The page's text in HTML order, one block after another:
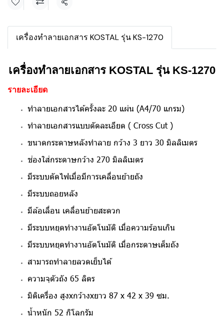
แชร์
เครื่องทำลายเอกสาร KOSTAL รุ่น KS-1270
เครื่องทำลายเอกสาร KOSTAL รุ่น KS-1270
รายละเอียด
ทำลายเอกสารได้ครั้งละ 20 แผ่น (A4/70 แกรม)
ทำลายเอกสารแบบตัดละเอียด ( Cross Cut )
ขนาดกระดาษหลังทำลาย กว้าง 3 ยาว 30 มิลลิเมตร
ช่องใส่กระดาษกว้าง 270 มิลลิเมตร
มีระบบตัดไฟเมื่อมีการเคลื่อนย้ายถัง
มีระบบถอยหลัง
มีล้อเลื่อน เคลื่อนย้ายสะดวก
มีระบบหยุดทำงานอัตโนมัติ เมื่อความร้อนเกิน
มีระบบหยุดทำงานอัตโนมัติ เมื่อกระดาษเต็มถัง
สามารถทำลายลวดเย็บได้
ความจุตัวถัง 65 ลิตร
มิติเครื่อง สูงxกว้างxยาว 87 x 42 x 39 ซม.
น้ำหนัก 52 กิโลกรัม